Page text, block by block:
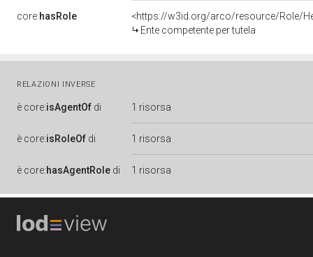
core:hasRole
<https://w3id.org/arco/resource/Role/
Ente competente per tutela
RELAZIONI INVERSE
è core:isAgentOf di 1 risorsa
è core:isRoleOf di 1 risorsa
è core:hasAgentRole di 1 risorsa